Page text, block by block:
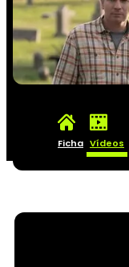
Ficha Vídeos